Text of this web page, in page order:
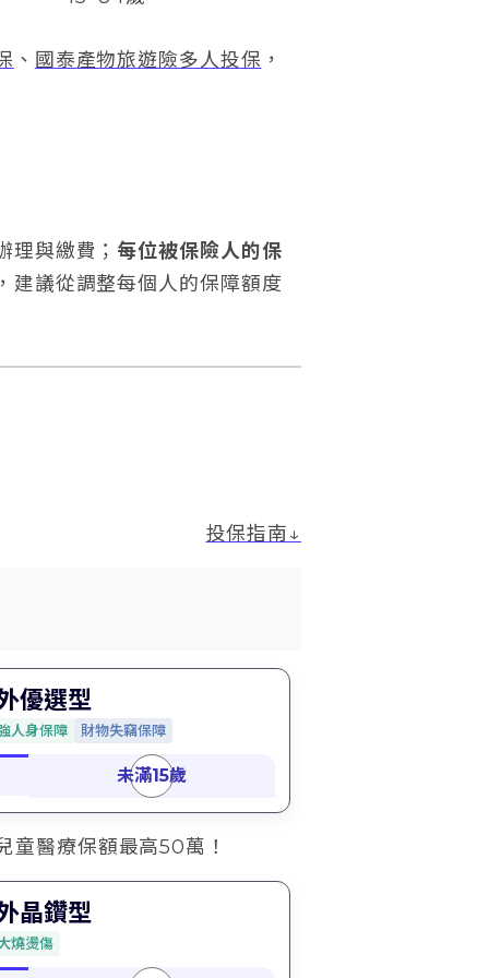
、 國泰產物旅遊險多人投保 ，
與繳費； 每位被保險人的保
建議從調整每個人的保障額度
投保指南↓
優選型
人身保障 財物失竊保障
童醫療保額最高50萬！
晶鑽型
燒燙傷